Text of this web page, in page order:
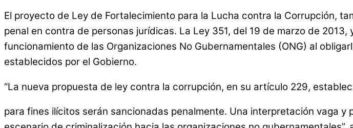
El proyecto de Ley de Fortalecimiento para la Lucha contra la Corrupción,
penal en contra de personas jurídicas. La Ley 351, del 19 de marzo de
funcionamiento de las Organizaciones No Gubernamentales (ONG) al
establecidos por el Gobierno.
“La nueva propuesta de ley contra la corrupción, en su artículo 229,
para fines ilícitos serán sancionadas penalmente. Una interpretación vaga